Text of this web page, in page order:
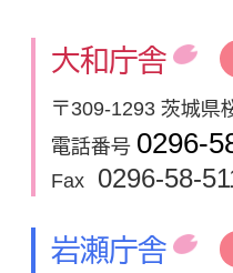
大和庁舎
〒309-1293 茨城県
電話番号 0296-
Fax
0296-58-
岩瀬庁舎